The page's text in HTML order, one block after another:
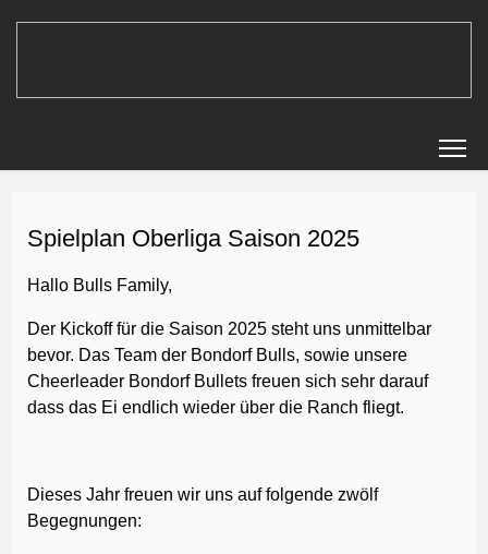
Spielplan Oberliga Saison 2025
Hallo Bulls Family,
Der Kickoff für die Saison 2025 steht uns unmittelbar
bevor. Das Team der Bondorf Bulls, sowie unsere
Cheerleader Bondorf Bullets freuen sich sehr darauf
dass das Ei endlich wieder über die Ranch fliegt.
Dieses Jahr freuen wir uns auf folgende zwölf
Begegnungen: